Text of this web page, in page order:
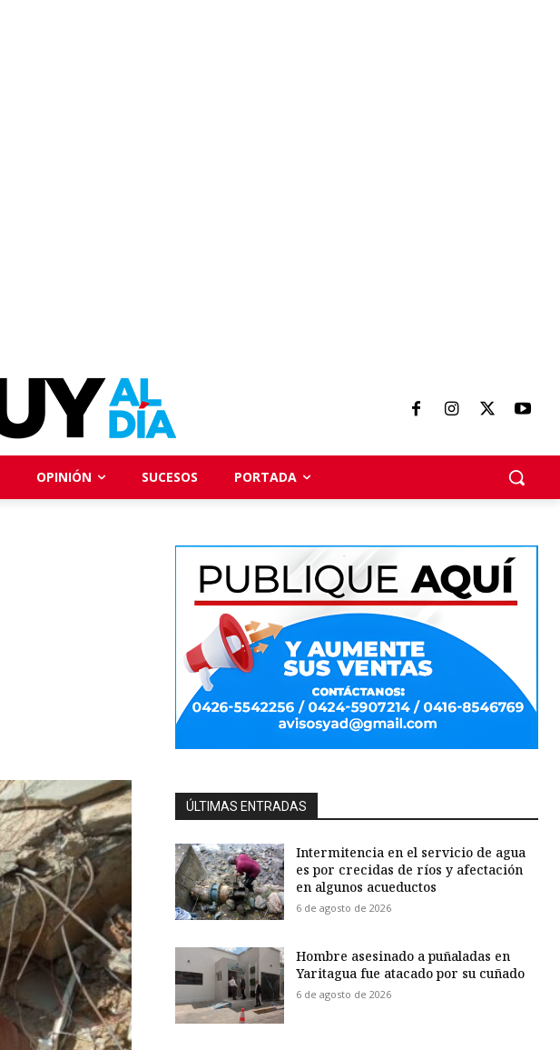
OPINIÓN SUCESOS PORTADA
ÚLTIMAS ENTRADAS
Intermitencia en el servicio de agua
es por crecidas de ríos y afectación
en algunos acueductos
6 de agosto de 2026
Hombre asesinado a puñaladas en
Yaritagua fue atacado por su cuñado
6 de agosto de 2026